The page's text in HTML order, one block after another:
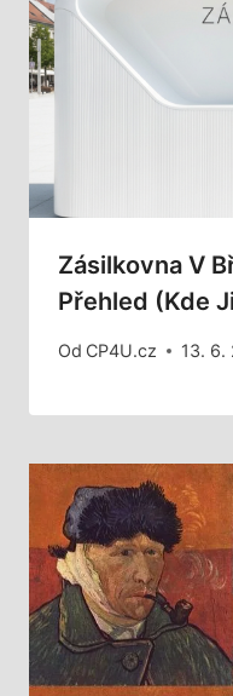
Zásilkovna V
Přehled (Kde
Od CP4U.cz 13. 6.